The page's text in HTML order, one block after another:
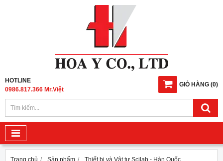
GIỎ HÀNG (0)
HOTLINE
0986.817.366 Mr.Việt
Trang chủ Sản phẩm
Thiết bị và Vật tư Scilab - Hàn Quốc